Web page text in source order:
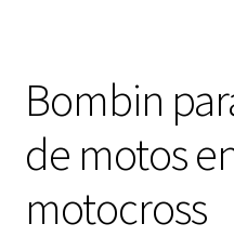
Bombin
de motos
motocross